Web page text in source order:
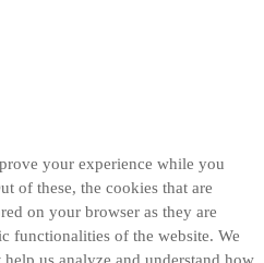
your experience while you
of these, the cookies that are
on your browser as they are
functionalities of the website. We